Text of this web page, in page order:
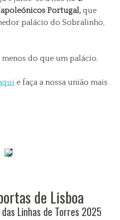
Portugal, que
palácio do Sobralinho,
do que um palácio.
e faça a nossa união mais
de Lisboa
Linhas de Torres 2025